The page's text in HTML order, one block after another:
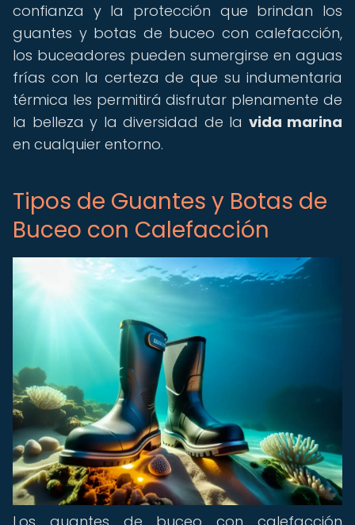
confianza y la protección que brindan los
guantes y botas de buceo con calefacción,
los buceadores pueden sumergirse en aguas
frías con la certeza de que su indumentaria
térmica les permitirá disfrutar plenamente de
la belleza y la diversidad de la vida marina
en cualquier entorno.
Tipos de Guantes y Botas de
Buceo con Calefacción